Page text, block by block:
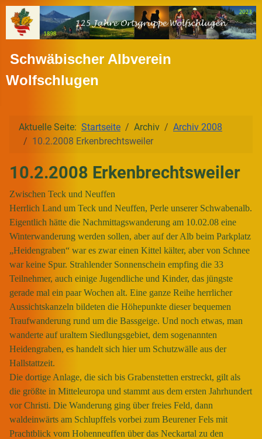
Schwäbischer Albverein
Wolfschlugen
Aktuelle Seite: Startseite Archiv
Archiv 2008
10.2.2008 Erkenbrechtsweiler
10.2.2008 Erkenbrechtsweiler
Zwischen Teck und Neuffen
Herrlich Land um Teck und Neuffen, Perle unserer Schwabenalb.
Eigentlich hätte die Nachmittagswanderung am 10.02.08 eine
Winterwanderung werden sollen, aber auf der Alb beim Parkplatz
„Heidengraben“ war es zwar einen Kittel kälter, aber von Schnee
war keine Spur. Strahlender Sonnenschein empfing die 33
Teilnehmer, auch einige Jugendliche und Kinder, das jüngste
gerade mal ein paar Wochen alt. Eine ganze Reihe herrlicher
Aussichtskanzeln bildeten die Höhepunkte dieser bequemen
Traufwanderung rund um die Bassgeige. Und noch etwas, man
wanderte auf uraltem Siedlungsgebiet, dem sogenannten
Heidengraben, es handelt sich hier um Schutzwälle aus der
Hallstattzeit.
Die dortige Anlage, die sich bis Grabenstetten erstreckt, gilt als
die größte in Mitteleuropa und stammt aus dem ersten Jahrhundert
vor Christi. Die Wanderung ging über freies Feld, dann
waldeinwärts am Schlupffels vorbei zum Beurener Fels mit
Prachtblick vom Hohenneuffen über das Neckartal zu den